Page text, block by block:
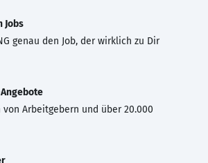
Jobs
genau den Job, der wirklich zu Dir
von Arbeitgebern und über 20.000